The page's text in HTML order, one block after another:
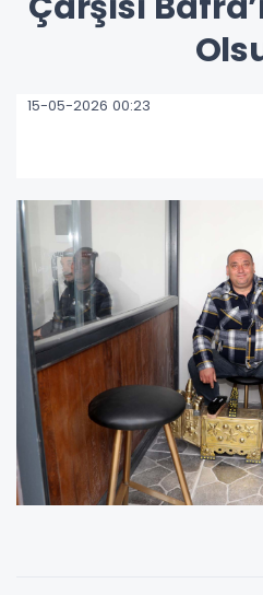
15-05-2026 00:23